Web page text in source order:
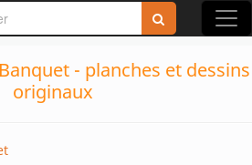
- planches et dessins
originaux